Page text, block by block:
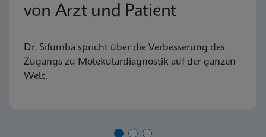
von Arzt und Patient
Dr. Sifumba spricht über die Verbesserung des
Zugangs zu Molekulardiagnostik auf der ganzen
Welt.